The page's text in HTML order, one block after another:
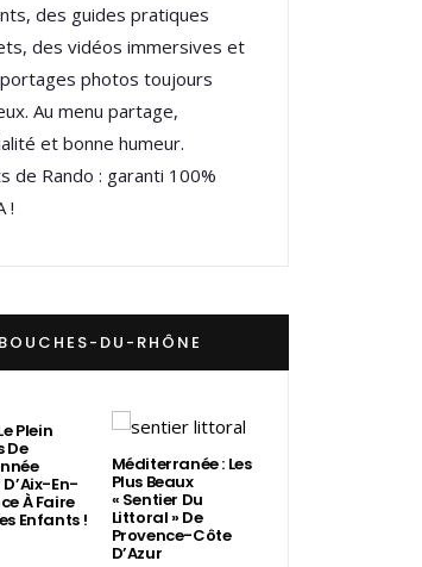
des guides pratiques
des vidéos immersives et
photos toujours
Au menu partage,
et bonne humeur.
de Rando : garanti 100%
!
BOUCHES-DU-RHÔNE
Plein
De
En-
À Faire
Enfants !
Méditerranée : Les
Plus Beaux
« Sentier Du
Littoral » De
Provence-Côte
D’Azur